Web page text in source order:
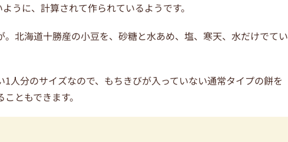
うに、計算されて作られているようです。
。北海道十勝産の小豆を、砂糖と水あめ、塩、寒天、水だけでてい
人分のサイズなので、もちきびが入っていない通常タイプの餅を
ともできます。